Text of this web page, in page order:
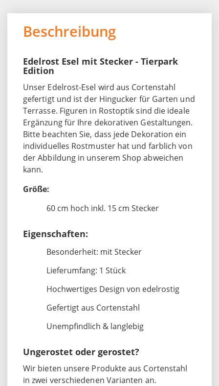
Beschreibung
Edelrost Esel mit Stecker - Tierpark
Edition
Unser Edelrost-Esel wird aus Cortenstahl
gefertigt und ist der Hingucker für Garten und
Terrasse. Figuren in Rostoptik sind die ideale
Ergänzung für Ihre dekorativen Gestaltungen.
Bitte beachten Sie, dass jede Dekoration ein
individuelles Rostmuster hat und farblich von
der Abbildung in unserem Shop abweichen
kann.
Größe:
60 cm hoch inkl. 15 cm Stecker
Eigenschaften:
Besonderheit: mit Stecker
Lieferumfang: 1 Stück
Hochwertiges Design von edelrostig
Gefertigt aus Cortenstahl
Unempfindlich & langlebig
Ungerostet oder gerostet?
Wir bieten unsere Produkte aus Cortenstahl
in zwei verschiedenen Varianten an.